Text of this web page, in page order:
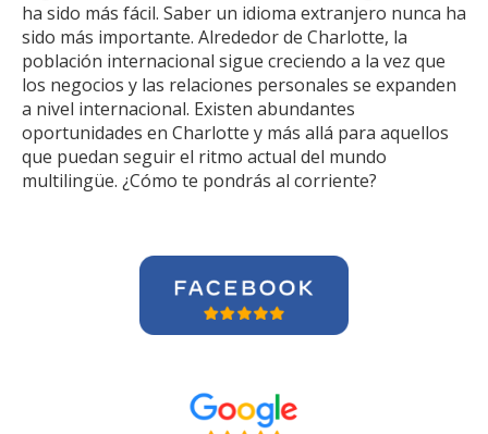
ha sido más fácil. Saber un idioma extranjero nunca ha
sido más importante. Alrededor de Charlotte, la
población internacional sigue creciendo a la vez que
los negocios y las relaciones personales se expanden
a nivel internacional. Existen abundantes
oportunidades en Charlotte y más allá para aquellos
que puedan seguir el ritmo actual del mundo
multilingüe. ¿Cómo te pondrás al corriente?